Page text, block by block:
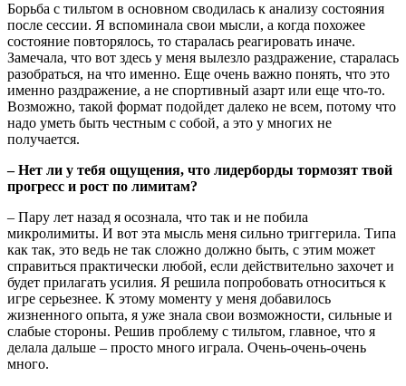
Борьба с тильтом в основном сводилась к анализу состояния
после сессии. Я вспоминала свои мысли, а когда похожее
состояние повторялось, то старалась реагировать иначе.
Замечала, что вот здесь у меня вылезло раздражение, старалась
разобраться, на что именно. Еще очень важно понять, что это
именно раздражение, а не спортивный азарт или еще что-то.
Возможно, такой формат подойдет далеко не всем, потому что
надо уметь быть честным с собой, а это у многих не
получается.
– Нет ли у тебя ощущения, что лидерборды тормозят твой
прогресс и рост по лимитам?
– Пару лет назад я осознала, что так и не побила
микролимиты. И вот эта мысль меня сильно триггерила. Типа
как так, это ведь не так сложно должно быть, с этим может
справиться практически любой, если действительно захочет и
будет прилагать усилия. Я решила попробовать относиться к
игре серьезнее. К этому моменту у меня добавилось
жизненного опыта, я уже знала свои возможности, сильные и
слабые стороны. Решив проблему с тильтом, главное, что я
делала дальше – просто много играла. Очень-очень-очень
много.